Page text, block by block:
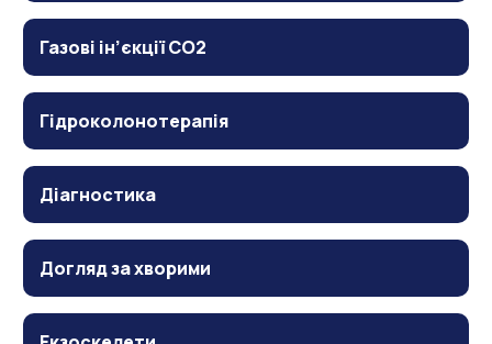
Газові ін’єкції CO2
Гідроколонотерапія
Діагностика
Догляд за хворими